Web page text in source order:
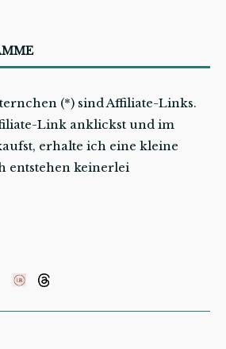
(*) sind Affiliate-Links.
Link anklickst und im
erhalte ich eine kleine
entstehen keinerlei